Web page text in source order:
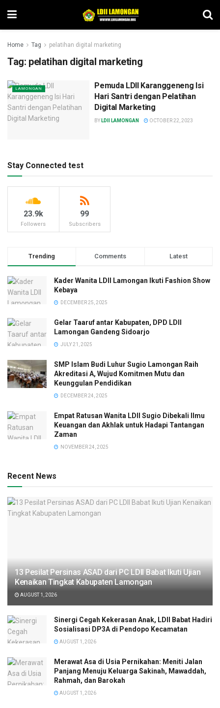
Home Tag pelatihan digital marketing
Tag: pelatihan digital marketing
LAMONGAN
Pemuda LDII Karanggeneng Isi
Hari Santri dengan Pelatihan
Digital Marketing
BY LDII LAMONGAN OCTOBER 22, 2023
Stay Connected test
23.9k
Followers
99
Subscribers
Trending Comments Latest
Kader Wanita LDII Lamongan Ikuti Fashion Show
Kebaya
DECEMBER 25, 2025
Gelar Taaruf antar Kabupaten, DPD LDII
Lamongan Gandeng Sidoarjo
JULY 21, 2025
SMP Islam Budi Luhur Sugio Lamongan Raih
Akreditasi A, Wujud Komitmen Mutu dan
Keunggulan Pendidikan
DECEMBER 24, 2025
Empat Ratusan Wanita LDII Sugio Dibekali Ilmu
Keuangan dan Akhlak untuk Hadapi Tantangan
Zaman
NOVEMBER 24, 2025
Recent News
13 Pesilat Persinas ASAD dari PC LDII Babat Ikuti Ujian
Kenaikan Tingkat Kabupaten Lamongan
AUGUST 1, 2026
Sinergi Cegah Kekerasan Anak, LDII Babat Hadiri
Sosialisasi DP3A di Pendopo Kecamatan
AUGUST 1, 2026
Merawat Asa di Usia Pernikahan: Meniti Jalan
Panjang Menuju Keluarga Sakinah, Mawaddah,
Rahmah, dan Barokah
AUGUST 1, 2026